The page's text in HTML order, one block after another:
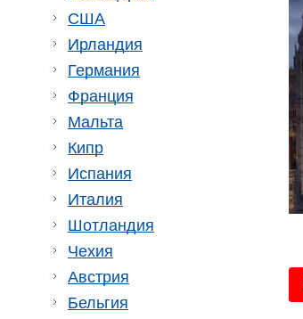
США
Ирландия
Германия
Франция
Мальта
Кипр
Испания
Италия
Шотландия
Чехия
Австрия
Бельгия